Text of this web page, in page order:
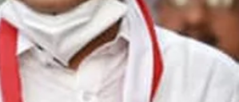
കാസർഗോഡ്,കേരളം,വാർത്തകൾ
മദ്യപിച്ച് വാഹനമോടിച്ചു;
യൂട്യൂബർ ഹെലൻ ഓഫ്
സ്പാർട്ടയുടെ